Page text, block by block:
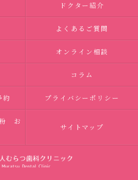
ドクター紹介
よくあるご質問
オンライン相談
コラム
約 プライバシーポリシー
お
サイトマップ